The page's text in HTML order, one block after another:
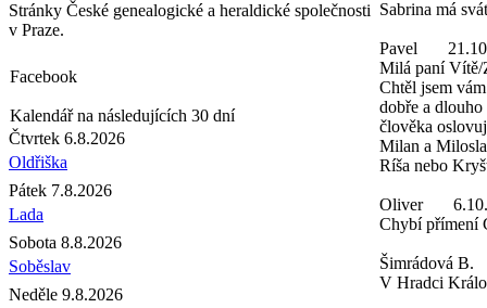
Stránky České genealogické a heraldické společnosti
v Praze.
Facebook
Kalendář na následujících 30 dní
Čtvrtek 6.8.2026
Oldřiška
Pátek 7.8.2026
Lada
Sobota 8.8.2026
Soběslav
Neděle 9.8.2026
Sabrina má
Pavel
Milá paní Vítě/
Chtěl jsem
dobře a dlouho
člověka
Milan a
Ríša nebo
Oliver
Chybí přímení
Šimrádová B.
V Hradci